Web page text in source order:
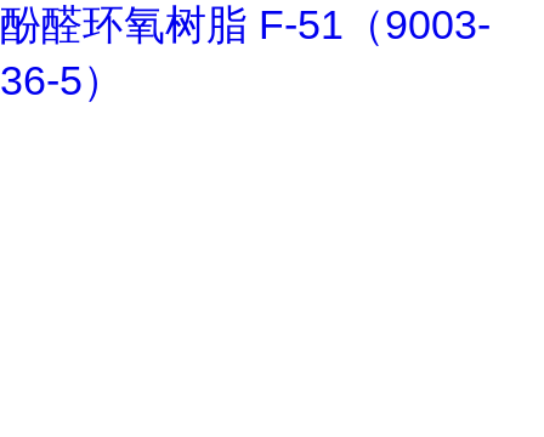
酚醛环氧树脂 F-51（9003-
36-5）